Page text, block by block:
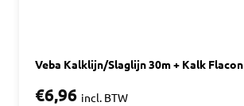
Veba Kalklijn/Slaglijn 30m + Kalk Flacon
€6,96 incl. BTW